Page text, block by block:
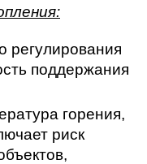
регулирования
поддержания
горения,
риск